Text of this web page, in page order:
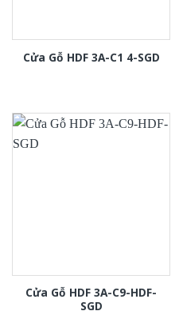
Cửa Gỗ HDF 3A-C1 4-SGD
Cửa Gỗ HDF 3A-C9-HDF-
SGD